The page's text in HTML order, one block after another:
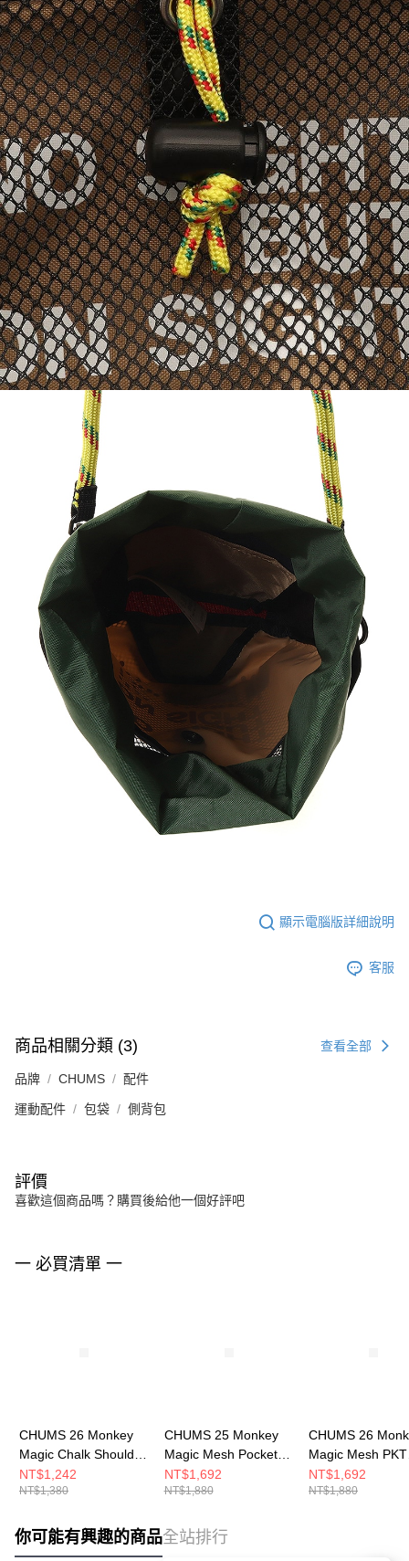
顯示電腦版詳細說明
客服
商品相關分類 (3) 查看全部
品牌 CHUMS 配件
運動配件 包袋 側背包
評價
喜歡這個商品嗎？購買後給他一個好評吧
一 必買清單 一
CHUMS 26 Monkey
Magic Chalk Shoulder
Bag肩背包 黑色
CH604077K001
NT$1,242
NT$1,380
CHUMS 25 Monkey
Magic Mesh Pocket
Collect Shoulder Bag
肩背包
NT$1,692
NT$1,880
CHUMS 26
Magic Mesh PKT
Collect SHL Bag
包(約5L) Crazy
NT$1,692
NT$1,880
你可能有興趣的商品全站排行